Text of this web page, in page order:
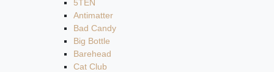
5TEN
Antimatter
Bad Candy
Big Bottle
Barehead
Cat Club